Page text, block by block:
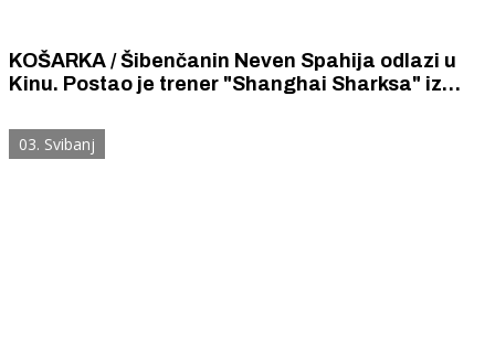
KOŠARKA / Šibenčanin Neven Spahija odlazi u
Kinu. Postao je trener "Shanghai Sharksa" iz
03. Svibanj